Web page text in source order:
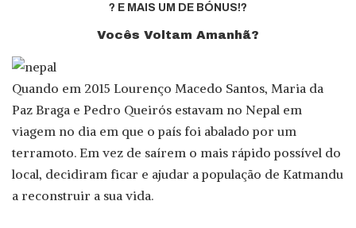
? E MAIS UM DE BÓNUS!?
Vocês Voltam Amanhã?
Quando em 2015 Lourenço Macedo Santos, Maria da
Paz Braga e Pedro Queirós estavam no Nepal em
viagem no dia em que o país foi abalado por um
terramoto. Em vez de saírem o mais rápido possível do
local, decidiram ficar e ajudar a população de Katmandu
a reconstruir a sua vida.